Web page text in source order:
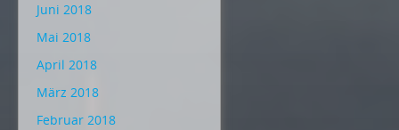
Juni 2018
Mai 2018
April 2018
März 2018
Februar 2018